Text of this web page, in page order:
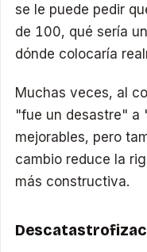
se le puede pedir
de 100, qué sería
dónde colocaría
Muchas veces, al
"fue un desastre" a
mejorables, pero
cambio reduce la
más constructiva.